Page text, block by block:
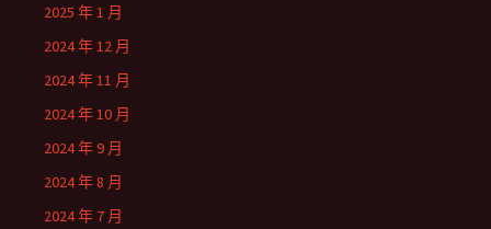
2025 年 1 月
2024 年 12 月
2024 年 11 月
2024 年 10 月
2024 年 9 月
2024 年 8 月
2024 年 7 月